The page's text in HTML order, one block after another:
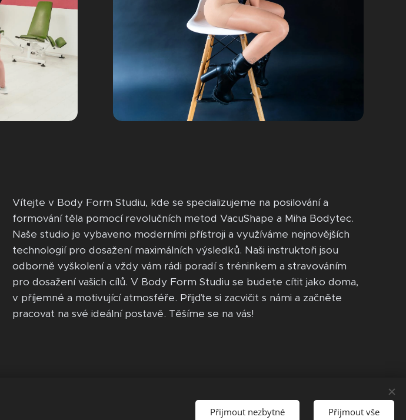
Vítejte v Body Form Studiu, kde se specializujeme na posilování a
formování těla pomocí revolučních metod VacuShape a Miha Bodytec.
Naše studio je vybaveno moderními přístroji a využíváme nejnovějších
technologií pro dosažení maximálních výsledků. Naši instruktoři jsou
odborně vyškolení a vždy vám rádi poradí s tréninkem a stravováním
pro dosažení vašich cílů. V Body Form Studiu se budete cítit jako doma,
v příjemné a motivující atmosféře. Přijďte si zacvičit s námi a začněte
pracovat na své ideální postavě. Těšíme se na vás!
Přijmout nezbytné Přijmout vše